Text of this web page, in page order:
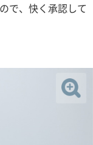
で、快く承認して